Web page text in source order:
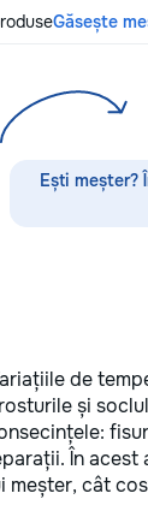
Găsește
Ești meșter?
de
și
În acest
meșter, cât